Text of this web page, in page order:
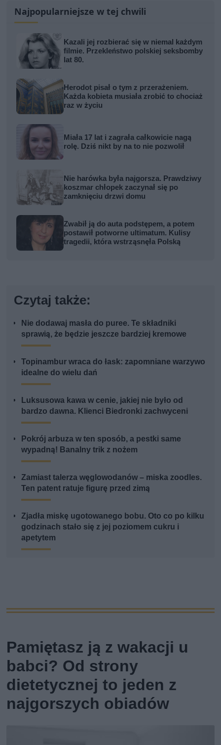
Najpopularniejsze w tej chwili
Kazali jej rozbierać się w niemal każdym
filmie. Przekleństwo polskiej seksbomby
lat 80.
Herodot pisał o tym z przerażeniem.
Każda kobieta musiała zrobić to chociaż
raz w życiu
Miała 17 lat i zagrała całkowicie nagą
rolę. Dziś nikt by na to nie pozwolił
Nie harówka była najgorsza. Prawdziwy
koszmar chłopek zaczynał się po
zamknięciu drzwi domu
Zwabił ją do auta podstępem, a potem
postawił potworne ultimatum. Kulisy
tragedii, która wstrząsnęła Polską
Czytaj także:
Nie dodawaj masła do puree. Te składniki
sprawią, że będzie jeszcze bardziej kremowe
Topinambur wraca do łask: zapomniane warzywo
idealne do wielu dań
Luksusowa kawa w cenie, jakiej nie było od
bardzo dawna. Klienci Biedronki zachwyceni
Pokrój arbuza w ten sposób, a pestki same
wypadną! Banalny trik z nożem
Zamiast talerza węglowodanów – miska zoodles.
Ten patent ratuje figurę przed zimą
Zjadła miskę ugotowanego bobu. Oto co po kilku
godzinach stało się z jej poziomem cukru i
apetytem
Pamiętasz ją z wakacji u
babci? Od strony
dietetycznej to jeden z
najgorszych obiadów